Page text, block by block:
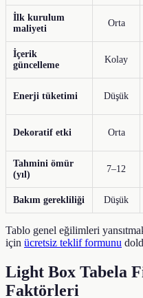
İlk kurulum
maliyeti
Orta
İçerik
güncelleme
Kolay
Enerji tüketimi Düşük
Dekoratif etki Orta
Tahmini ömür
(yıl)
7–12
Bakım gerekliliği Düşük
Tablo genel eğilimleri
için ücretsiz teklif formunu
Light Box Tabela
Faktörleri